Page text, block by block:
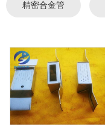
精密合金管